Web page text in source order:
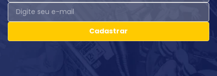
Cadastrar